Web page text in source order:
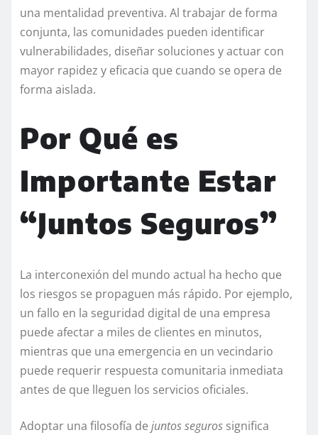
una mentalidad preventiva. Al trabajar de forma
conjunta, las comunidades pueden identificar
vulnerabilidades, diseñar soluciones y actuar con
mayor rapidez y eficacia que cuando se opera de
forma aislada.
Por Qué es
Importante Estar
“Juntos Seguros”
La interconexión del mundo actual ha hecho que
los riesgos se propaguen más rápido. Por ejemplo,
un fallo en la seguridad digital de una empresa
puede afectar a miles de clientes en minutos,
mientras que una emergencia en un vecindario
puede requerir respuesta comunitaria inmediata
antes de que lleguen los servicios oficiales.
Adoptar una filosofía de juntos seguros significa